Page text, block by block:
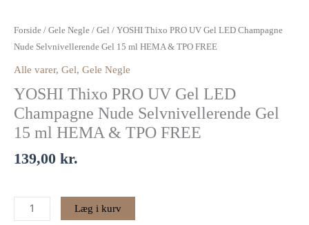
Forside / Gele Negle / Gel / YOSHI Thixo PRO UV Gel LED Champagne
Nude Selvnivellerende Gel 15 ml HEMA & TPO FREE
Alle varer, Gel, Gele Negle
YOSHI Thixo PRO UV Gel LED
Champagne Nude Selvnivellerende Gel
15 ml HEMA & TPO FREE
139,00 kr.
PRO
UV
LED
Champagne
Nude
Selvnivellerende
15
Læg i kurv